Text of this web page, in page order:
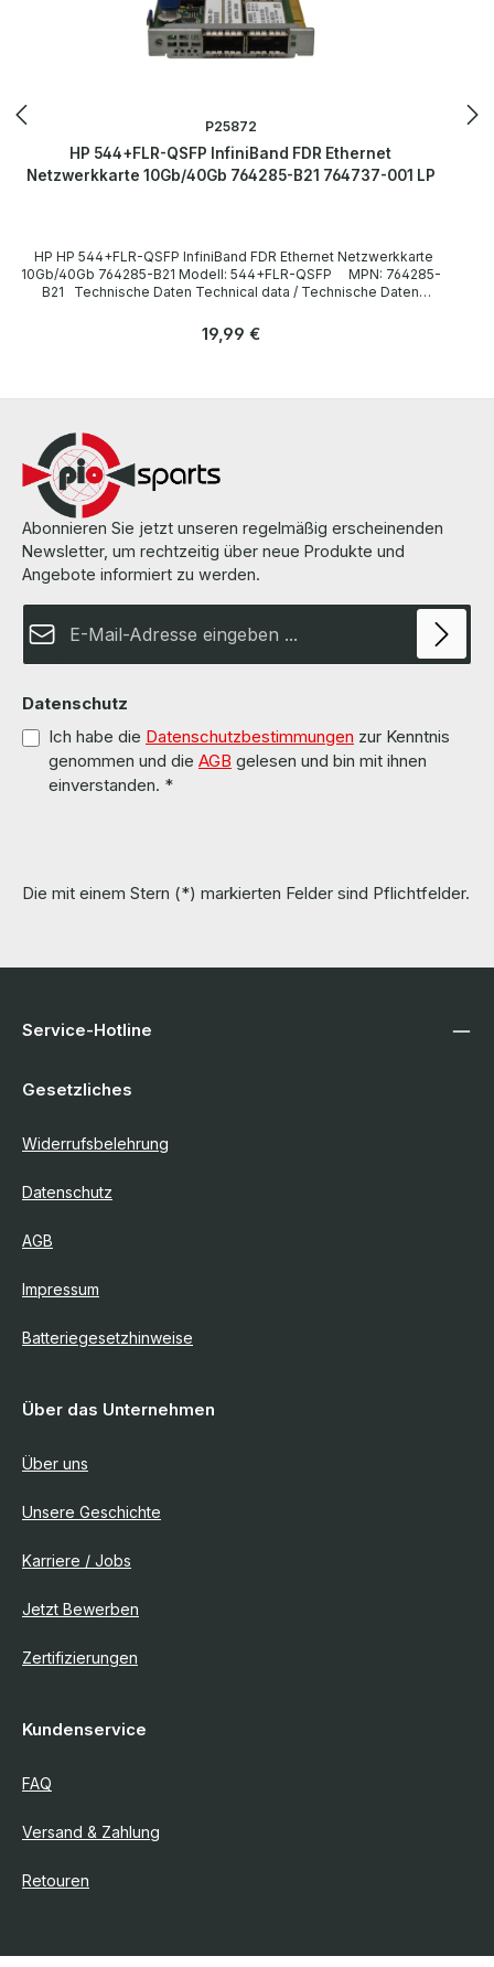
P25872
HP 544+FLR-QSFP InfiniBand FDR Ethernet
Netzwerkkarte 10Gb/40Gb 764285-B21 764737-001 LP
10Gb/40Gb 764285-B21 Modell: 544+FLR-QSFP MPN: 764285-
B21 Technische Daten Technical data / Technische Daten
manufacturer. Weitere Informationen und Details finden Sie auf den
Regulärer Preis:
19,99 €
Abonnieren Sie jetzt unseren regelmäßig erscheinenden
Newsletter, um rechtzeitig über neue Produkte und
Angebote informiert zu werden.
Datenschutz
Ich habe die Datenschutzbestimmungen zur Kenntnis
genommen und die AGB gelesen und bin mit ihnen
einverstanden. *
Die mit einem Stern (*) markierten Felder sind Pflichtfelder.
Service-Hotline
Gesetzliches
Widerrufsbelehrung
Datenschutz
AGB
Impressum
Batteriegesetzhinweise
Über das Unternehmen
Über uns
Unsere Geschichte
Karriere / Jobs
Jetzt Bewerben
Zertifizierungen
Kundenservice
FAQ
Versand & Zahlung
Retouren